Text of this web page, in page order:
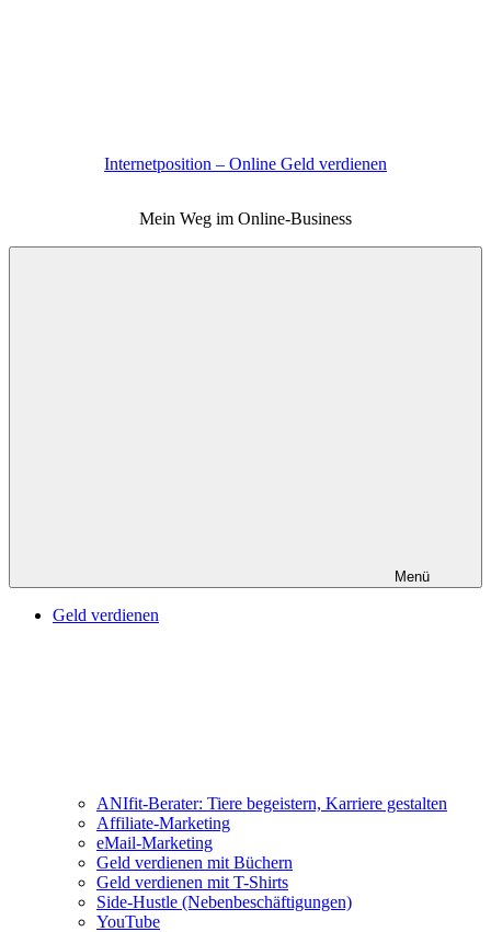
Internetposition – Online Geld verdienen
Mein Weg im Online-Business
Menü
Geld verdienen
ANIfit-Berater: Tiere begeistern, Karriere gestalten
Affiliate-Marketing
eMail-Marketing
Geld verdienen mit Büchern
Geld verdienen mit T-Shirts
Side-Hustle (Nebenbeschäftigungen)
YouTube